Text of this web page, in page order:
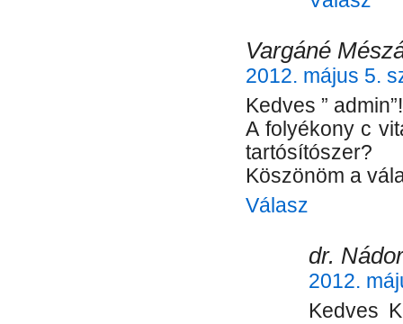
Vargáné
2012. május 5.
Kedves ” admin”!
A folyékony c
tartósítószer?
Köszönöm a
Válasz
dr.
2012.
Kedves